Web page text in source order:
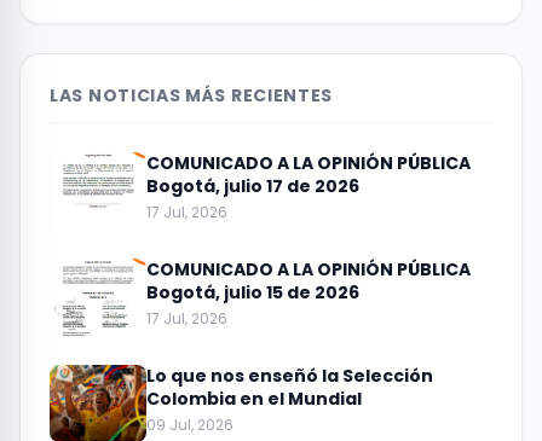
LAS NOTICIAS MÁS RECIENTES
COMUNICADO A LA OPINIÓN PÚBLICA
Bogotá, julio 17 de 2026
17 Jul, 2026
COMUNICADO A LA OPINIÓN PÚBLICA
Bogotá, julio 15 de 2026
17 Jul, 2026
Lo que nos enseñó la Selección
Colombia en el Mundial
09 Jul, 2026